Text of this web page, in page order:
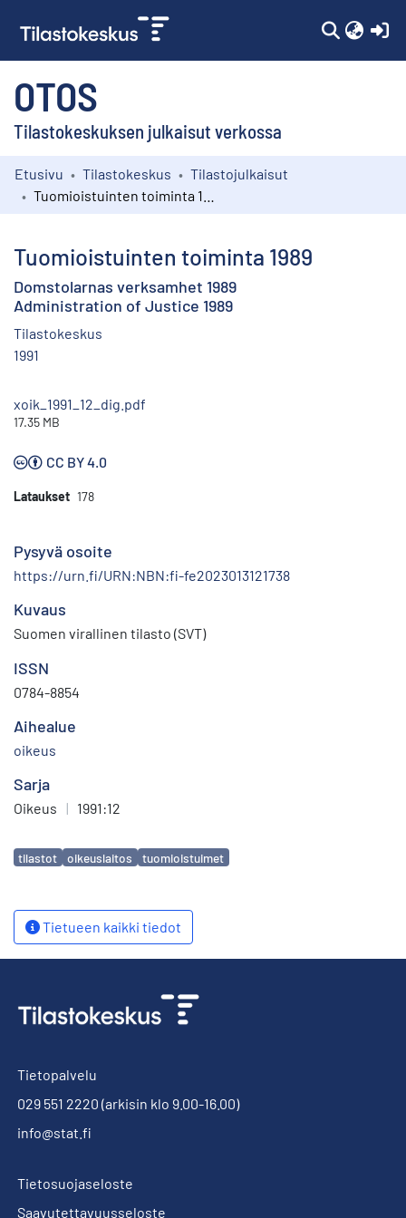
OTOS
Tilastokeskuksen julkaisut verkossa
Kokoelmat
Etusivu Tilastokeskus
Tilastojulkaisut
Tuomioistuinten toiminta 1989
Domstolarnas verksamhet 1989
Administration of Justice 1989
Tilastokeskus
1991
xoik_1991_12_dig.pdf
17.35 MB
CC BY 4.0
Lataukset 178
Pysyvä osoite
https://urn.fi/URN:NBN:fi-fe2023013121738
Kuvaus
Suomen virallinen tilasto (SVT)
ISSN
0784-8854
Aihealue
oikeus
Sarja
Oikeus | 1991:12
Avainsanat
tilastot oikeuslaitos tuomioistuimet
Tietueen kaikki tiedot
Tietopalvelu
029 551 2220 (arkisin klo 9.00-16.00)
info@stat.fi
Tietosuojaseloste
Saavutettavuusseloste